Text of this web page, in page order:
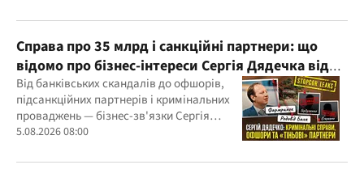
Справа про 35 млрд і санкційні партнери: що
відомо про бізнес-інтереси Сергія Дядечка від
"Родовід Банку" до "ФАРМАСЕЛ"
Від банківських скандалів до офшорів,
підсанкційних партнерів і кримінальних
проваджень — бізнес-зв'язки Сергія
Дядечка й досі простягаються через
5.08.2026 08:00